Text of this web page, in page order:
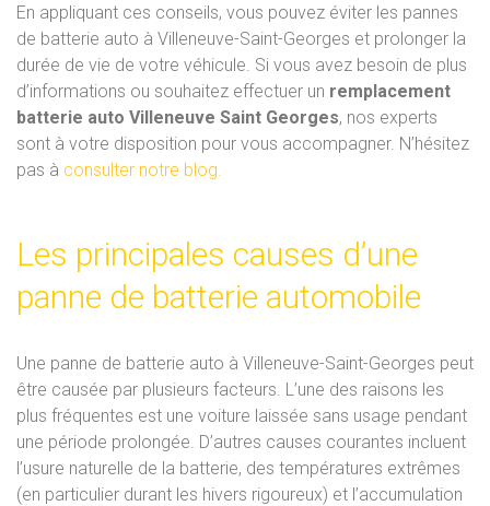
En appliquant ces conseils, vous pouvez éviter les pannes
de batterie auto à Villeneuve-Saint-Georges et prolonger la
durée de vie de votre véhicule. Si vous avez besoin de plus
d’informations ou souhaitez effectuer un remplacement
batterie auto Villeneuve Saint Georges, nos experts
sont à votre disposition pour vous accompagner. N’hésitez
pas à consulter notre blog.
Les principales causes d’une
panne de batterie automobile
Une panne de batterie auto à Villeneuve-Saint-Georges peut
être causée par plusieurs facteurs. L’une des raisons les
plus fréquentes est une voiture laissée sans usage pendant
une période prolongée. D’autres causes courantes incluent
l’usure naturelle de la batterie, des températures extrêmes
(en particulier durant les hivers rigoureux) et l’accumulation